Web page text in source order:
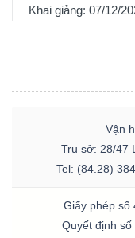
Khai giảng: 07/12/
Vận
Trụ sở: 28/47
Tel: (84.28)
Giấy phép số
Quyết định